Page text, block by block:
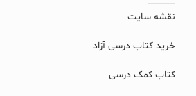
نقشه سایت
خرید کتاب درسی آزاد
کتاب کمک درسی